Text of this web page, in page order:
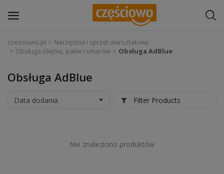
Zaloguj się
Zarejestruj
Wyposażenie i akcesoria samochodowe
czesciowo.pl
Narzędzia i sprzęt warsztatowy
Obsługa olejów, paliw i smarów
Obsługa AdBlue
Obsługa AdBlue
Filter Products
Nie znaleziono produktów